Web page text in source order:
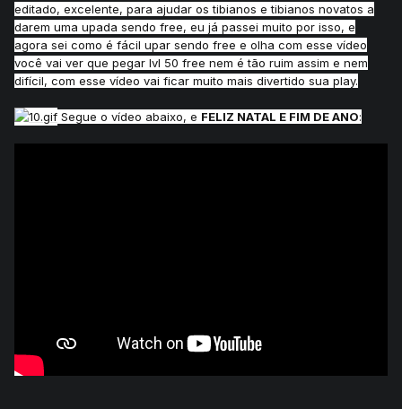
editado, excelente, para ajudar os tibianos e tibianos novatos a
darem uma upada sendo free, eu já passei muito por isso, e
agora sei como é fácil upar sendo free e olha com esse vídeo
você vai ver que pegar lvl 50 free nem é tão ruim assim e nem
difícil, com esse vídeo vai ficar muito mais divertido sua play.
Segue o vídeo abaixo, e FELIZ NATAL E FIM DE ANO: